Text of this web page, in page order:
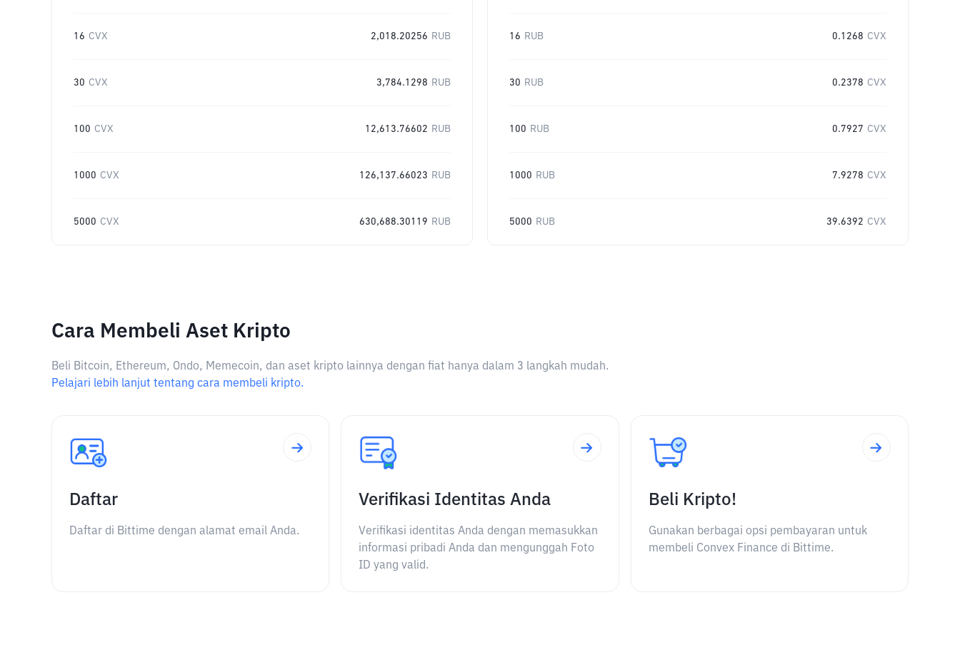
16 CVX 2,018.20256 RUB
30 CVX 3,784.1298 RUB
100 CVX 12,613.76602 RUB
1000 CVX 126,137.66023 RUB
5000 CVX 630,688.30119 RUB
16 RUB 0.1268 CVX
30 RUB 0.2378 CVX
100 RUB 0.7927 CVX
1000 RUB 7.9278 CVX
5000 RUB 39.6392 CVX
Cara Membeli Aset Kripto
Beli Bitcoin, Ethereum, Ondo, Memecoin, dan aset kripto lainnya dengan fiat hanya dalam 3 langkah mudah.
Pelajari lebih lanjut tentang cara membeli kripto.
Daftar
Daftar di Bittime dengan alamat email Anda.
Verifikasi Identitas Anda
Verifikasi identitas Anda dengan memasukkan
informasi pribadi Anda dan mengunggah Foto
ID yang valid.
Beli Kripto!
Gunakan berbagai opsi pembayaran untuk
membeli Convex Finance di Bittime.